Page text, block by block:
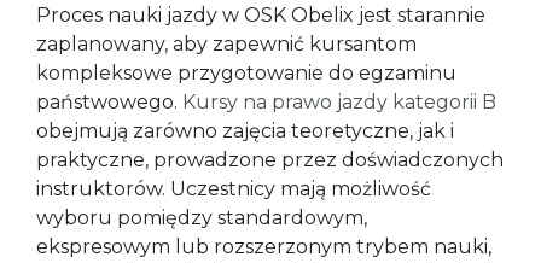
Proces nauki jazdy w OSK Obelix jest starannie
zaplanowany, aby zapewnić kursantom
kompleksowe przygotowanie do egzaminu
państwowego. Kursy na prawo jazdy kategorii B
obejmują zarówno zajęcia teoretyczne, jak i
praktyczne, prowadzone przez doświadczonych
instruktorów. Uczestnicy mają możliwość
wyboru pomiędzy standardowym,
ekspresowym lub rozszerzonym trybem nauki,